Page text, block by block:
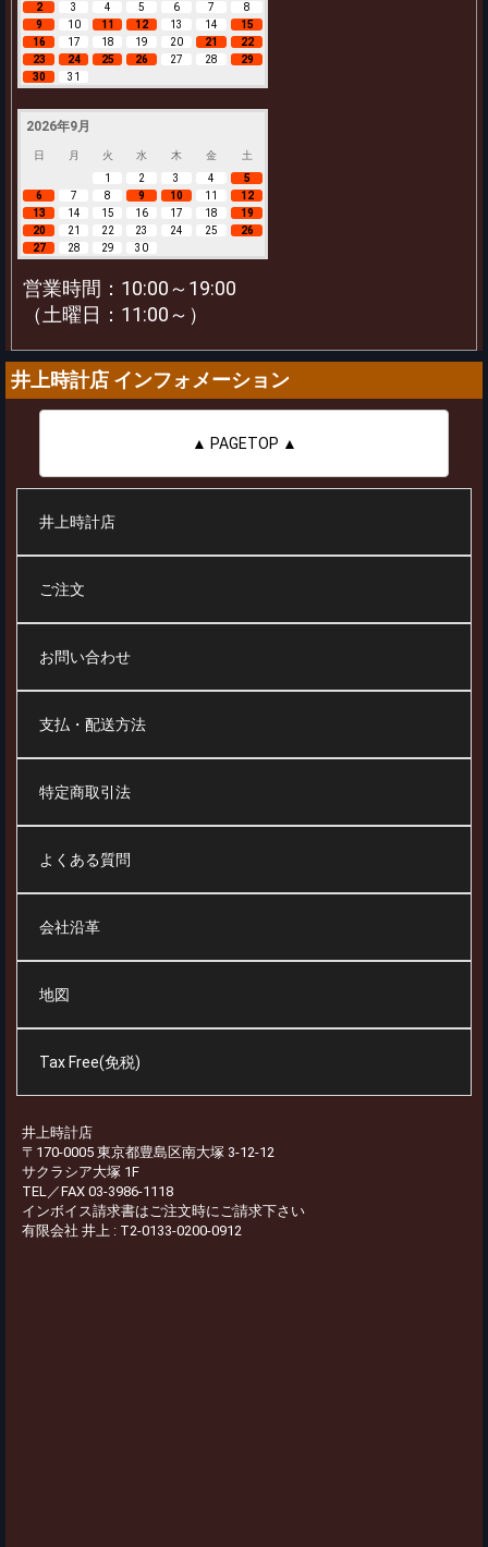
2
3 4 5 6 7
8
9
10 11 12 13 14
15
16
17 18 19 20 21
22
23
24 25 26 27 28
29
30
31
2026年9月
日 月 火 水 木 金
土
1
2 3 4
5
6
7 8 9 10 11
12
13
14 15 16 17 18
19
20
21 22 23 24 25
26
27
28 29 30
営業時間：10:00～19:00
（土曜日：11:00～）
井上時計店 インフォメーション
▲ PAGETOP ▲
井上時計店
ご注文
お問い合わせ
支払・配送方法
特定商取引法
よくある質問
会社沿革
地図
Tax Free(免税)
井上時計店
〒170-0005 東京都豊島区南大塚 3-12-12
サクラシア大塚 1F
TEL／FAX 03-3986-1118
インボイス請求書はご注文時にご請求下さい
有限会社 井上 : T2-0133-0200-0912